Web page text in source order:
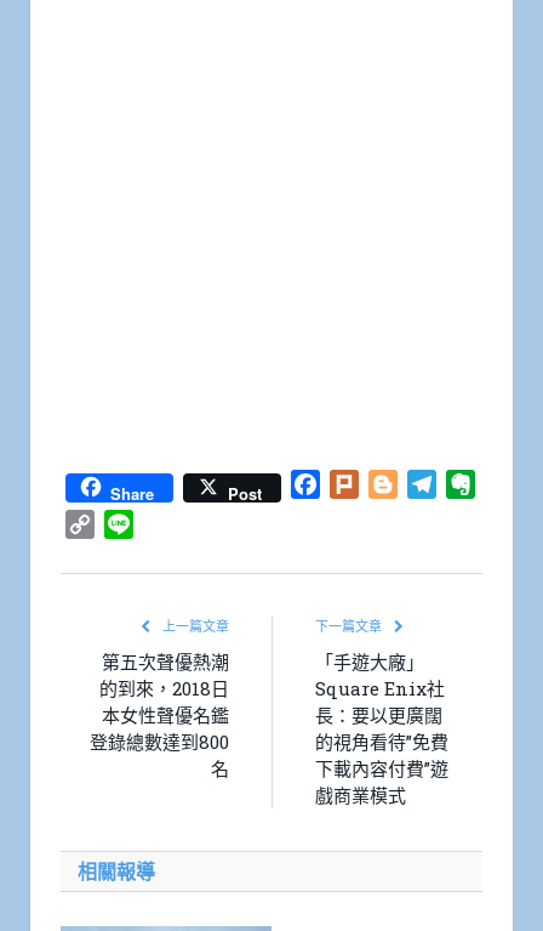
Share Post Facebook
Plurk BloggerTelegram
Copy
上一篇文章
第五次聲優熱潮
的到來，2018日
本女性聲優名鑑
登錄總數達到800
名
下一篇文章
「手遊大廠」
Square Enix社
長：要以更廣闊
的視角看待”免費
下載內容付費”遊
戲商業模式
相關報導